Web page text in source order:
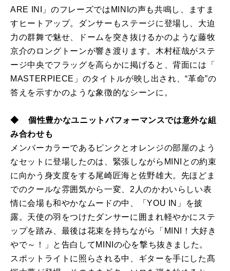
ARE INI」のフレーズではMINIの声も共鳴し、ますま
すヒートアップ。ダンサーもステージに登場し、大迫
力の群舞で魅せ、ドームを突き抜けるかのような藤牧
京介のロングトーンが響き渡ります。木村柾哉がステ
ージ中央でフラッグを高らかに掲げると、背面には「
MASTERPIECE」のタイトルが映し出され、“革命”の
答えを示すかのような象徴的なシーンに。
◆ 個性豊かなユニットパフォーマンスでは意外な組
み合わせも
メンバーカラーであるピンクとオレンジの部屋のよう
なセットに登場したのは、緊張しながらMINIとの約束
に向かう身支度をする尾崎匠海と佐野雄大。先ほどま
でのクールな雰囲気から一変、2人のかわいらしい表
情に会場も和やかなムードの中、「YOU IN」を披
露。天使の羽をつけたダンサーに囲まれ軽やかにステ
ップを踏み、最後は花束を持ちながら「MINI！大好き
やで～！」と告白してMINIの心を撃ち抜きました。
スポットライトに照らされる中、ギターを手にした髙